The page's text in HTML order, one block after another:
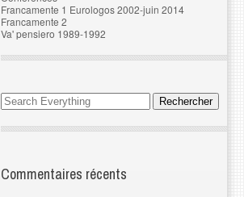
Francamente 1 Eurologos 2002-juin 2014
Francamente 2
Va' pensiero 1989-1992
Commentaires récents